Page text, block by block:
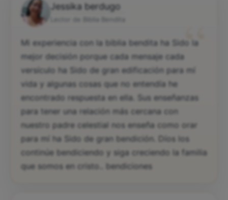
Jessika berdugo
“
Mi experiencia con la biblia bendita ha Sido la
mejor decisión porque cada mensaje cada
versículo ha Sido de gran edificación para mí
vida y algunas cosas que no entendía he
encontrado respuesta en ella. Sus enseñanzas
para tener una relación más cercana con
nuestro padre celestial nos enseña como orar
para mí ha Sido de gran bendición. Díos los
continúe bendiciendo y siga creciendo la familia
que somos en cristo.. bendiciones